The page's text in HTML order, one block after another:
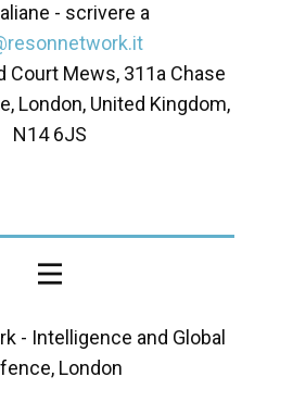
- scrivere a
Court Mews, 311a Chase
London, United Kingdom,
N14 6JS
- Intelligence and Global
London